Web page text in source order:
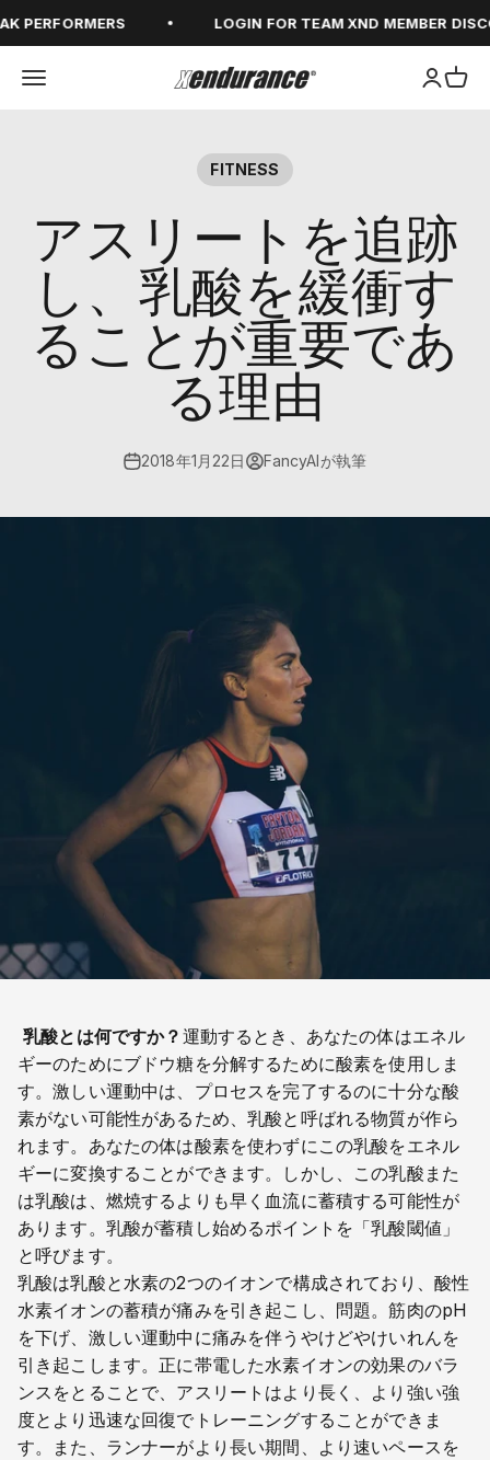
LOGIN FOR TEAM XND MEMBER
メニューを開く xendurance アカウ
カー
FITNESS
アスリートを追跡
し、乳酸を緩衝す
ることが重要であ
る理由
2018年1月22日 FancyAIが執筆
乳酸とは何ですか？ 運動するとき、あなたの体はエネル
ギーのためにブドウ糖を分解するために酸素を使用しま
す。激しい運動中は、プロセスを完了するのに十分な酸
素がない可能性があるため、乳酸と呼ばれる物質が作ら
れます。あなたの体は酸素を使わずにこの乳酸をエネル
ギーに変換することができます。しかし、この乳酸また
は乳酸は、燃焼するよりも早く血流に蓄積する可能性が
あります。乳酸が蓄積し始めるポイントを「乳酸閾値」
と呼びます。
乳酸は乳酸と水素の2つのイオンで構成されており、酸性
水素イオンの蓄積が痛みを引き起こし、問題。筋肉のpH
を下げ、激しい運動中に痛みを伴うやけどやけいれんを
引き起こします。正に帯電した水素イオンの効果のバラ
ンスをとることで、アスリートはより長く、より強い強
度とより迅速な回復でトレーニングすることができま
す。また、ランナーがより長い期間、より速いペースを